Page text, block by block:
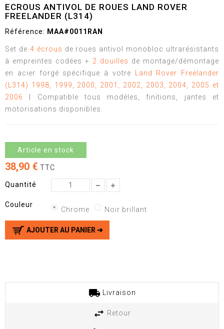
ECROUS ANTIVOL DE ROUES LAND ROVER
FREELANDER (L314)
Référence: MAA#0011RAN
Set de 4 écrous de roues antivol monobloc ultrarésistants
à empreintes codées + 2 douilles de montage/démontage
en acier forgé spécifique à votre
Land Rover Freelander
(L314) 1998, 1999, 2000, 2001, 2002, 2003, 2004, 2005 et
2006
| Compatible tous modèles, finitions, jantes et
motorisations disponibles.
Article en stock
38,90 € TTC
Quantité
Couleur
Chrome Noir brillant
AJOUTER AU PANIER ➔
Livraison
Retour